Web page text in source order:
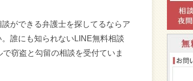
ができる弁護士を探してるならア
誰にも知られないLINE無料相談
窃盗と勾留の相談を受付ていま